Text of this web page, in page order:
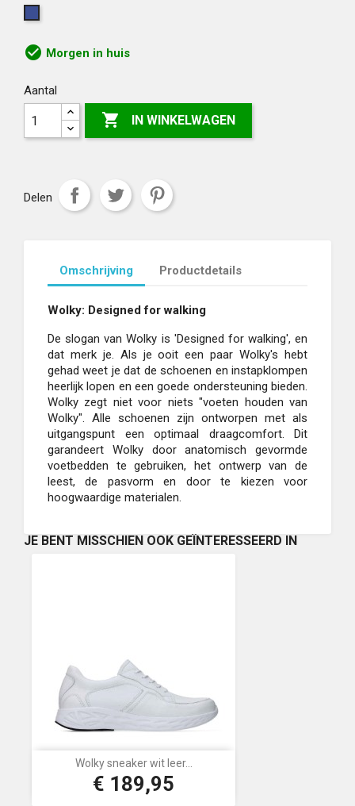
check_circle Morgen in huis
Aantal
 IN WINKELWAGEN
Delen
Omschrijving Productdetails
Wolky: Designed for walking
De slogan van Wolky is 'Designed for walking', en
dat merk je. Als je ooit een paar Wolky's hebt
gehad weet je dat de schoenen en instapklompen
heerlijk lopen en een goede ondersteuning bieden.
Wolky zegt niet voor niets "voeten houden van
Wolky". Alle schoenen zijn ontworpen met als
uitgangspunt een optimaal draagcomfort. Dit
garandeert Wolky door anatomisch gevormde
voetbedden te gebruiken, het ontwerp van de
leest, de pasvorm en door te kiezen voor
hoogwaardige materialen.
JE BENT MISSCHIEN OOK GEÏNTERESSEERD IN
Wolky sneaker wit leer...
Prijs
€ 189,95